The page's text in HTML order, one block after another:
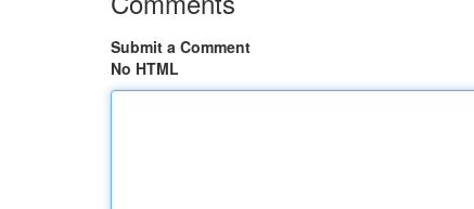
Submit a Comment
No HTML